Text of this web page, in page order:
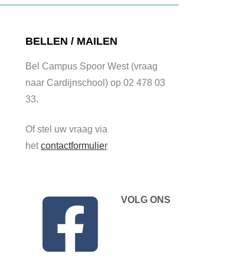
BELLEN / MAILEN
Bel Campus Spoor West (vraag
naar Cardijnschool) op 02 478 03
33.
Of stel uw vraag via
hetcontactformulier
VOLG ONS